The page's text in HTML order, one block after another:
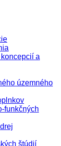
a
územného
funkčných
štúdií